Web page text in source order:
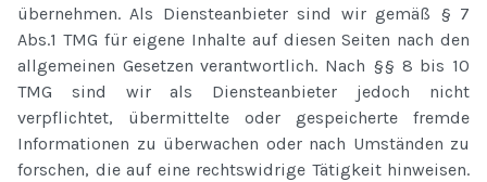
übernehmen. Als Diensteanbieter sind wir gemäß § 7
Abs.1 TMG für eigene Inhalte auf diesen Seiten nach den
allgemeinen Gesetzen verantwortlich. Nach §§ 8 bis 10
TMG sind wir als Diensteanbieter jedoch nicht
verpflichtet, übermittelte oder gespeicherte fremde
Informationen zu überwachen oder nach Umständen zu
forschen, die auf eine rechtswidrige Tätigkeit hinweisen.